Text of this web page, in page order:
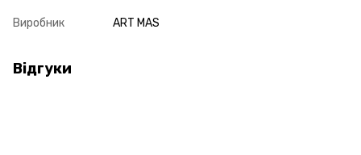
Виробник ART MAS
Відгуки